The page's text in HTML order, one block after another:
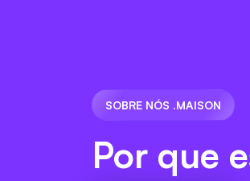
SOBRE NÓS .MAISON
Por que